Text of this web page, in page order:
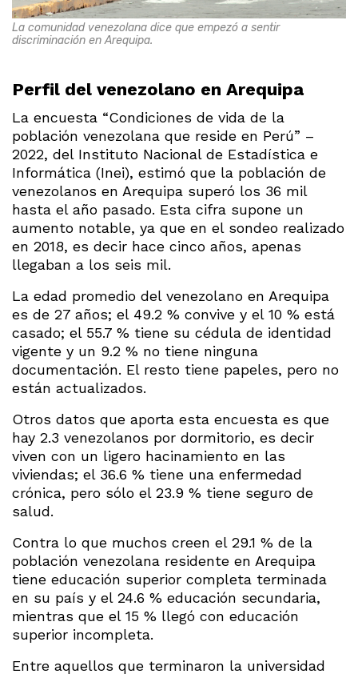
La comunidad venezolana dice que empezó a sentir
discriminación en Arequipa.
Perfil del venezolano en Arequipa
La encuesta “Condiciones de vida de la
población venezolana que reside en Perú” –
2022, del Instituto Nacional de Estadística e
Informática (Inei), estimó que la población de
venezolanos en Arequipa superó los 36 mil
hasta el año pasado. Esta cifra supone un
aumento notable, ya que en el sondeo realizado
en 2018, es decir hace cinco años, apenas
llegaban a los seis mil.
La edad promedio del venezolano en Arequipa
es de 27 años; el 49.2 % convive y el 10 % está
casado; el 55.7 % tiene su cédula de identidad
vigente y un 9.2 % no tiene ninguna
documentación. El resto tiene papeles, pero no
están actualizados.
Otros datos que aporta esta encuesta es que
hay 2.3 venezolanos por dormitorio, es decir
viven con un ligero hacinamiento en las
viviendas; el 36.6 % tiene una enfermedad
crónica, pero sólo el 23.9 % tiene seguro de
salud.
Contra lo que muchos creen el 29.1 % de la
población venezolana residente en Arequipa
tiene educación superior completa terminada
en su país y el 24.6 % educación secundaria,
mientras que el 15 % llegó con educación
superior incompleta.
Entre aquellos que terminaron la universidad